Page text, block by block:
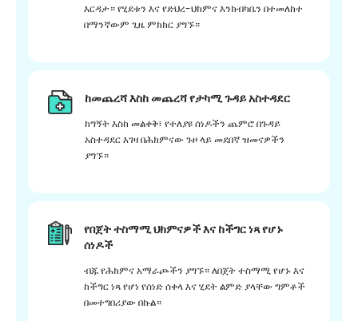
እርዳታ። የሂደቱን እና የድህረ-ህክምና እንክብካቤን በተመለከተ
በማንኛውም ጊዜ ምክክር ያግኙ።
ከመጨረሻ እስከ መጨረሻ የታካሚ ጉዳይ አስተዳደር
ከግኝት እስከ መልቀቅ፣ የተለያዩ ሰነዶችን ጨምሮ በጉዳይ
አስተዳደር እገዛ በሕክምናው ጉዞ ላይ መደበኛ ዝመናዎችን
ያግኙ።
የበጀት ተስማሚ ህክምናዎች እና ከችግር ነጻ የሆኑ
ሰነዶች
ብጁ የሕክምና አማራጮችን ያግኙ። ለበጀት ተስማሚ የሆኑ እና
ከችግር ነጻ የሆነ የሰነድ ሰቀላ እና ሂደት ልምድ ያላቸው ግምቶች
በመተግበሪያው በኩል።